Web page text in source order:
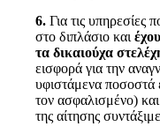
6. Για τις υπηρεσίες
στο διπλάσιο και
τα δικαιούχα
εισφορά για την
υφιστάμενα ποσοστά
τον ασφαλισμένο)
της αίτησης